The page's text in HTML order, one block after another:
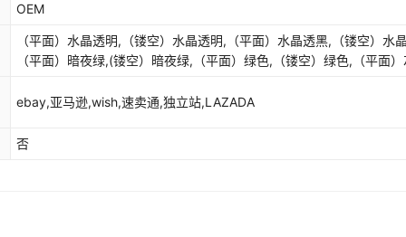
OEM
（平面）水晶透明,（镂空）水晶透明,（平面）水晶透黑,（镂空）水
（平面）暗夜绿,(镂空）暗夜绿,（平面）绿色,（镂空）绿色,（平面
实蓝,（平面）紫色,（镂空)紫色,（平面）水晶粉,（镂空）水晶粉,（
面）水晶白蓝,（镂空）水晶白蓝
ebay,亚马逊,wish,速卖通,独立站,LAZADA
否